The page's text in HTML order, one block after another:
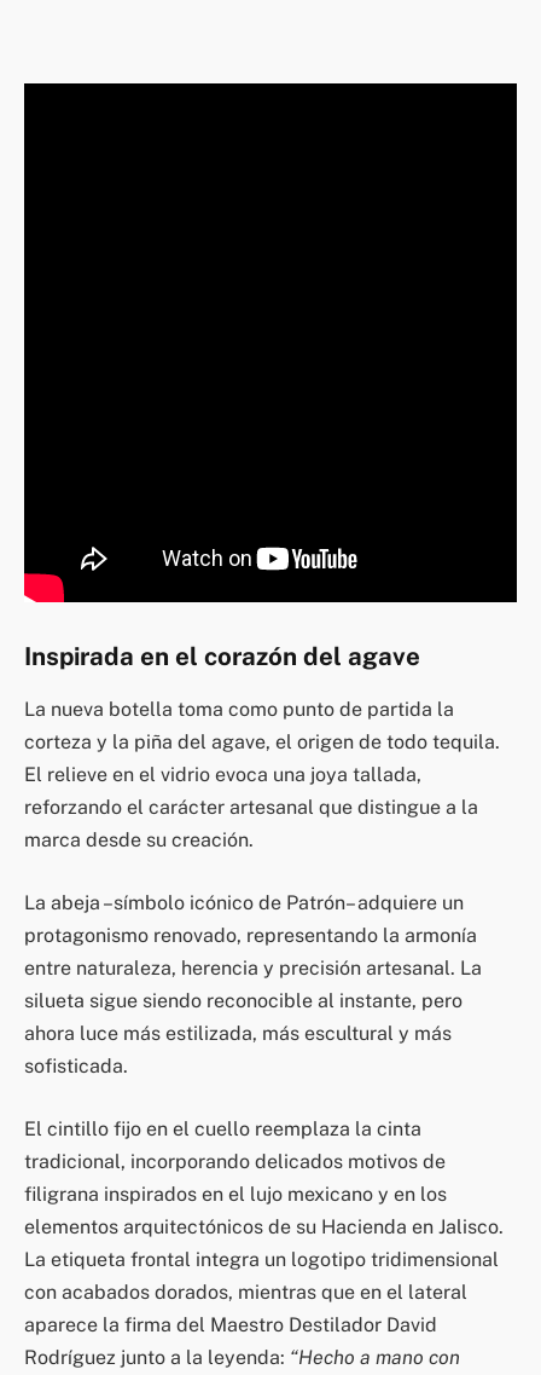
Inspirada en el corazón del agave
La nueva botella toma como punto de partida la
corteza y la piña del agave, el origen de todo tequila.
El relieve en el vidrio evoca una joya tallada,
reforzando el carácter artesanal que distingue a la
marca desde su creación.
La abeja –símbolo icónico de Patrón– adquiere un
protagonismo renovado, representando la armonía
entre naturaleza, herencia y precisión artesanal. La
silueta sigue siendo reconocible al instante, pero
ahora luce más estilizada, más escultural y más
sofisticada.
El cintillo fijo en el cuello reemplaza la cinta
tradicional, incorporando delicados motivos de
filigrana inspirados en el lujo mexicano y en los
elementos arquitectónicos de su Hacienda en Jalisco.
La etiqueta frontal integra un logotipo tridimensional
con acabados dorados, mientras que en el lateral
aparece la firma del Maestro Destilador David
Rodríguez junto a la leyenda: “Hecho a mano con